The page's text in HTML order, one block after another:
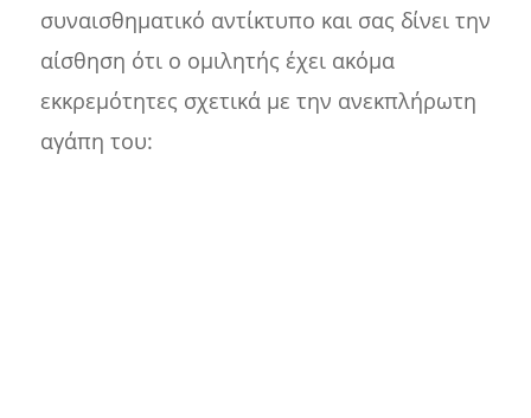
συναισθηματικό αντίκτυπο και σας δίνει την
αίσθηση ότι ο ομιλητής έχει ακόμα
εκκρεμότητες σχετικά με την ανεκπλήρωτη
αγάπη του: